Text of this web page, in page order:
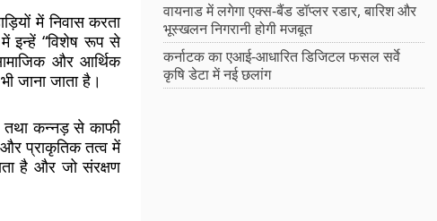
में निवास करता
इन्हें “विशेष रूप से
और आर्थिक
जाना जाता है।
तथा कन्नड़ से काफी
प्राकृतिक तत्व में
है और जो संरक्षण
वायनाड में लगेगा एक्स-बैंड डॉप्लर रडार, बारिश और
भूस्खलन निगरानी होगी मजबूत
कर्नाटक का एआई-आधारित डिजिटल फसल सर्वे
कृषि डेटा में नई छलांग